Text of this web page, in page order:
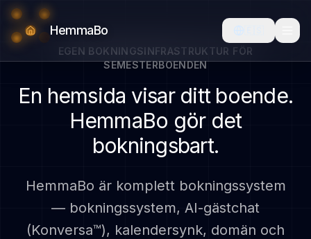
HemmaBo
EGEN BOKNINGSINFRASTRUKTUR FÖR
SEMESTERBOENDEN
En hemsida visar ditt boende.
HemmaBo gör det
bokningsbart.
HemmaBo är komplett bokningssystem
— bokningssystem, AI-gästchat
(Konversa™), kalendersynk, domän och